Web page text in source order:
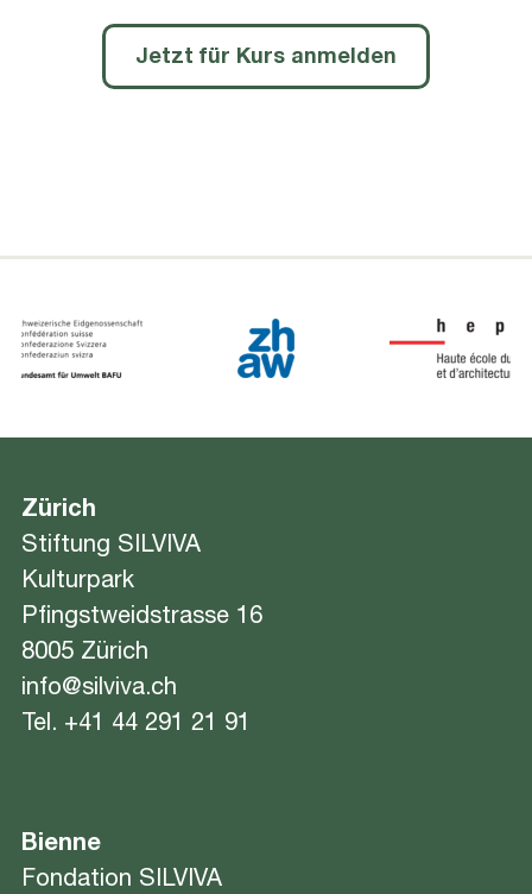
Jetzt für Kurs anmelden
Zürich
Stiftung SILVIVA
Kulturpark
Pfingstweidstrasse 16
8005 Zürich
info@silviva.ch
Tel. +41 44 291 21 91
Bienne
Fondation SILVIVA